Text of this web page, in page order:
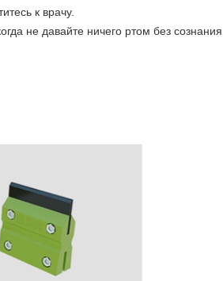
к врачу.
не давайте ничего ртом без сознания..